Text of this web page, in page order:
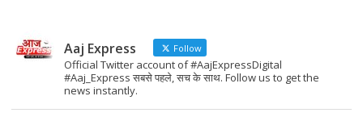
k
Aaj Express Follow
Official Twitter account of #AajExpressDigital
#Aaj_Express सबसे पहले, सच के साथ. Follow us to get the
news instantly.